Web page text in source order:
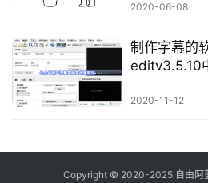
2020-06-08
制作字幕的
editv3.5.10
2020-11-12
Copyright © 2020-2025 自由阿